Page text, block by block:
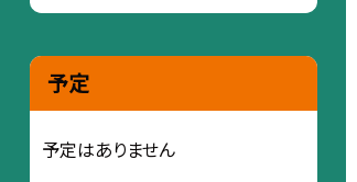
予定
予定はありません